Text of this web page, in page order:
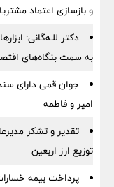
و بازسازی اعتماد
دکتر للـه‌گانی:
به سمت بنگاه‌های
جوان قمی دارای
امیر و فاطمه
تقدیر و تشکر
توزیع ارز اربعین
پرداخت بیمه